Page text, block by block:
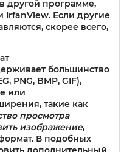
другой программе,
IrfanView. Если другие
скорее всего,
большинство
PNG, BMP, GIF),
или
такие как
просмотра
изображение,
В подобных